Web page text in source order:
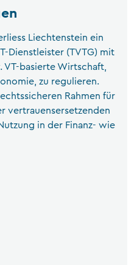
Liechtenstein ein
Dienstleister (TVTG) mit
basierte Wirtschaft,
zu regulieren.
Rahmen für
vertrauensersetzenden
in der Finanz- wie